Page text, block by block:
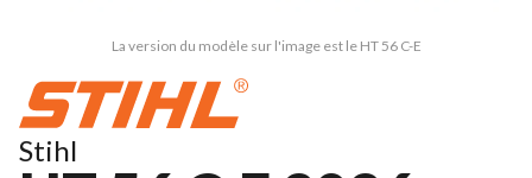
La version du modèle sur l'image est le HT 56 C-E
Stihl